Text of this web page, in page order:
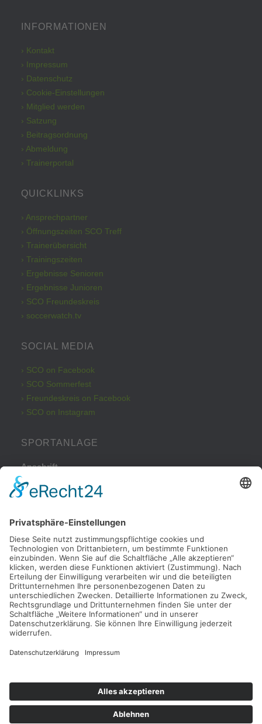
INFORMATIONEN
› Kontakt
› Impressum
› Datenschutz
› Cookie-Einstellungen
› Mitglied werden
› Satzung
› Beitragsordnung
› Abmeldung
› Trainerportal
QUICKLINKS
› Ansprechpartner
› Öffnungszeiten SCO Treff
› Trainerübersicht
› Trainingszeiten
› Ergebnisse Senioren
› Ergebnisse Junioren
› SCO Freundeskreis
› soccerwatch.tv
SOCIAL MEDIA
› SCO on Facebook
› SCO Sommerfest
› Freundeskreis on Facebook
› SCO on Instagram
SPORTANLAGE
Anschrift
Kleinbeckstraße 43
45549 Sprockhövel
Telefon
Tel.: 02324 / 79082
Parkplatz
Nachdem Sie von der Haßlinghauser Straße in die
Kleinbeckstraße eingebogen sind, fahren Sie bitte nach ca. 50
Metern rechts auf unseren Parkplatz.
Anfahrt
Google Maps